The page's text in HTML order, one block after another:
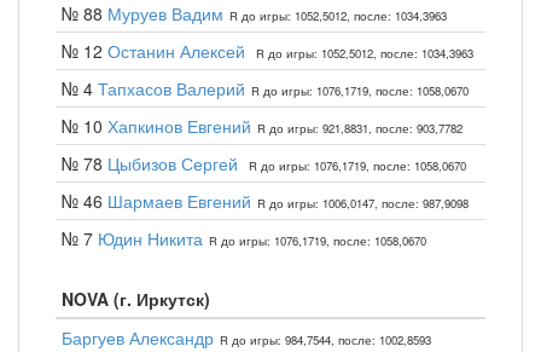
№ 88 Муруев Вадим R до игры: 1052,5012, после: 1034,3963
№ 12 Останин Алексей R до игры: 1052,5012, после: 1034,3963
№ 4 Тапхасов Валерий R до игры: 1076,1719, после: 1058,0670
№ 10 Хапкинов Евгений R до игры: 921,8831, после: 903,7782
№ 78 Цыбизов Сергей R до игры: 1076,1719, после: 1058,0670
№ 46 Шармаев Евгений R до игры: 1006,0147, после: 987,9098
№ 7 Юдин Никита R до игры: 1076,1719, после: 1058,0670
NOVA (г. Иркутск)
Баргуев Александр R до игры: 984,7544, после: 1002,8593